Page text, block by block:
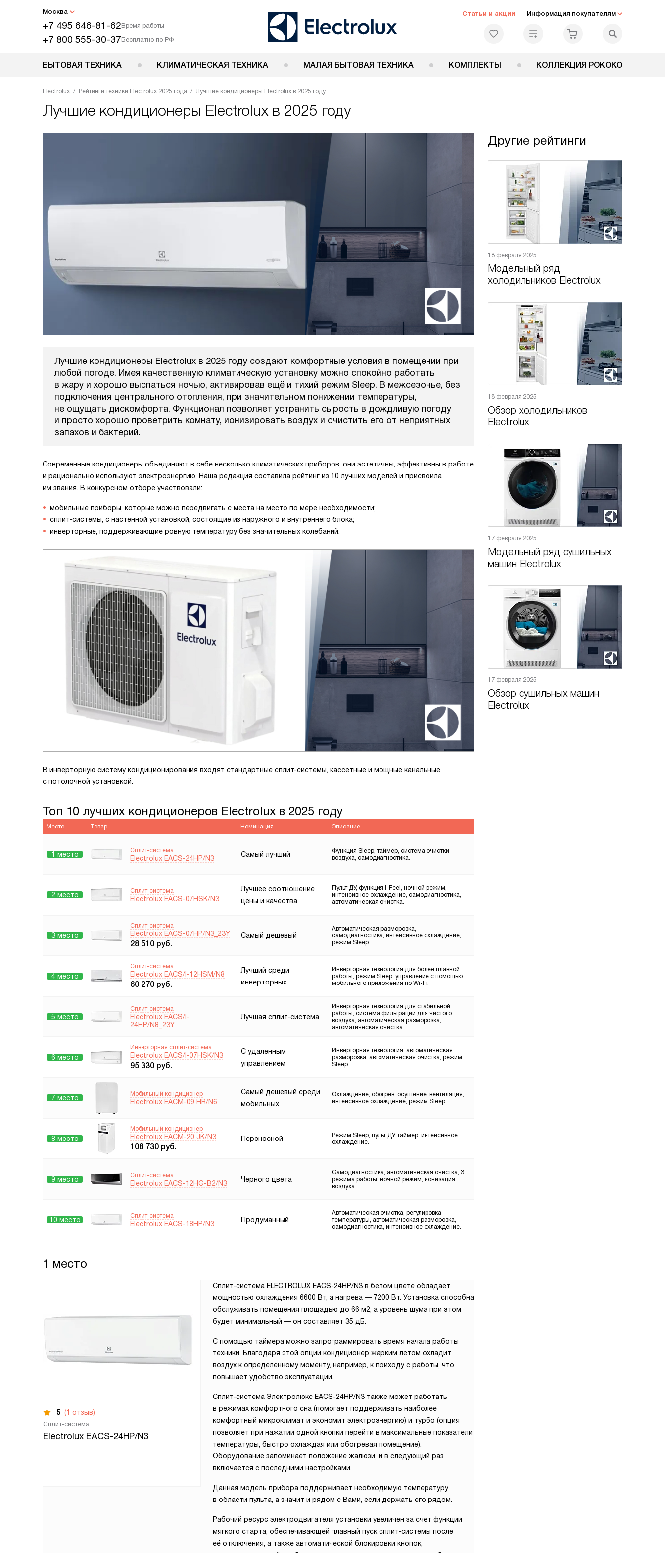
Москва
+7 495 646-81-62Время работы
+7 800 555-30-37Бесплатно по РФ
Статьи и акции Информация покупателям
БЫТОВАЯ ТЕХНИКА КЛИМАТИЧЕСКАЯ ТЕХНИКА МАЛАЯ БЫТОВАЯ ТЕХНИКА КОМПЛЕКТЫ КОЛЛЕКЦИЯ РОКОКО
Electrolux Рейтинги техники Electrolux 2025 года Лучшие кондиционеры Electrolux в 2025 году
Лучшие кондиционеры Electrolux в 2025 году
Лучшие кондиционеры Electrolux в 2025 году создают комфортные условия в помещении при
любой погоде. Имея качественную климатическую установку можно спокойно работать
в жару и хорошо выспаться ночью, активировав ещё и тихий режим Sleep. В межсезонье, без
подключения центрального отопления, при значительном понижении температуры,
не ощущать дискомфорта. Функционал позволяет устранить сырость в дождливую погоду
и просто хорошо проветрить комнату, ионизировать воздух и очистить его от неприятных
запахов и бактерий.
Современные кондиционеры объединяют в себе несколько климатических приборов, они эстетичны, эффективны в работе
и рационально используют электроэнергию. Наша редакция составила рейтинг из 10 лучших моделей и присвоила
им звания. В конкурсном отборе участвовали:
мобильные приборы, которые можно передвигать с места на место по мере необходимости;
сплит-системы, с настенной установкой, состоящие из наружного и внутреннего блока;
инверторные, поддерживающие ровную температуру без значительных колебаний.
В инверторную систему кондиционирования входят стандартные сплит-системы, кассетные и мощные канальные
с потолочной установкой.
Топ 10 лучших кондиционеров Electrolux в 2025 году
Место Товар Номинация Описание
1 место Сплит-система
Electrolux EACS-24HP/N3
Самый лучший
Функция Sleep, таймер, система очистки
воздуха, самодиагностика.
2 место Сплит-система
Electrolux EACS-07HSK/N3
Лучшее соотношение
цены и качества
Пульт ДУ, функция I-Feel, ночной режим,
интенсивное охлаждение, самодиагностика,
автоматическая очистка.
3 место
Сплит-система
Electrolux EACS-07HP/N3_23Y
28 510 руб.
Самый дешевый
Автоматическая разморозка,
самодиагностика, интенсивное охлаждение,
режим Sleep.
4 место
Сплит-система
Electrolux EACS/I-12HSM/N8
60 270 руб.
Лучший среди
инверторных
Инверторная технология для более плавной
работы, режим Sleep, управление с помощью
мобильного приложения по Wi-Fi.
5 место
Сплит-система
Electrolux EACS/I-
24HP/N8_23Y
Лучшая сплит-система
Инверторная технология для стабильной
работы, система фильтрации для чистого
воздуха, автоматическая разморозка,
автоматическая очистка.
6 место
Инверторная сплит-система
Electrolux EACS/I-07HSK/N3
95 330 руб.
С удаленным
управлением
Инверторная технология, автоматическая
разморозка, автоматическая очистка, режим
Sleep.
7 место Мобильный кондиционер
Electrolux EACM-09 HR/N6
Самый дешевый среди
мобильных
Охлаждение, обогрев, осушение, вентиляция,
интенсивное охлаждение, режим Sleep.
8 место
Мобильный кондиционер
Electrolux EACM-20 JK/N3
108 730 руб.
Переносной
Режим Sleep, пульт ДУ, таймер, интенсивное
охлаждение.
9 место Сплит-система
Electrolux EACS-12HG-B2/N3
Черного цвета
Самодиагностика, автоматическая очистка, 3
режима работы, ночной режим, ионизация
воздуха.
10 место Сплит-система
Electrolux EACS-18HP/N3
Продуманный
Автоматическая очистка, регулировка
температуры, автоматическая разморозка,
самодиагностика, интенсивное охлаждение.
1 место
5 (1 отзыв)
Сплит-система
Electrolux EACS-24HP/N3
Сплит-система ELECTROLUX EACS-24HP/N3 в белом цвете обладает
мощностью охлаждения 6600 Вт, а нагрева — 7200 Вт. Установка способна
обслуживать помещения площадью до 66 м2, а уровень шума при этом
будет минимальный — он составляет 35 дБ.
С помощью таймера можно запрограммировать время начала работы
техники. Благодаря этой опции кондиционер жарким летом охладит
воздух к определенному моменту, например, к приходу с работы, что
повышает удобство эксплуатации.
Сплит-система Электролюкс EACS-24HP/N3 также может работать
в режимах комфортного сна (помогает поддерживать наиболее
комфортный микроклимат и экономит электроэнергию) и турбо (опция
позволяет при нажатии одной кнопки перейти в максимальные показатели
температуры, быстро охлаждая или обогревая помещение).
Оборудование запоминает положение жалюзи, и в следующий раз
включается с последними настройками.
Данная модель прибора поддерживает необходимую температуру
в области пульта, а значит и рядом с Вами, если держать его рядом.
Рабочий ресурс электродвигателя установки увеличен за счет функции
мягкого старта, обеспечивающей плавный пуск сплит-системы после
её отключения, а также автоматической блокировки кнопок,
Другие рейтинги
18 февраля 2025
Модельный ряд
холодильников Electrolux
18 февраля 2025
Обзор холодильников
Electrolux
17 февраля 2025
Модельный ряд сушильных
машин Electrolux
17 февраля 2025
Обзор сушильных машин
Electrolux